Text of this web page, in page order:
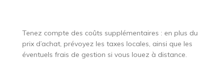
Tenez compte des coûts supplémentaires : en plus du
prix d’achat, prévoyez les taxes locales, ainsi que les
éventuels frais de gestion si vous louez à distance.